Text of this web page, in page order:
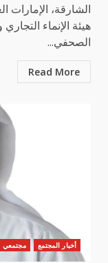
هيئة الإنماء
الصحفي...
Read More
أخبار المجتمع مجتمعي